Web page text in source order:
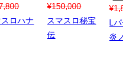
¥150,000
スマスロ秘宝
¥1,867,800
Lパチスロ 炎
炎ノ消防隊2